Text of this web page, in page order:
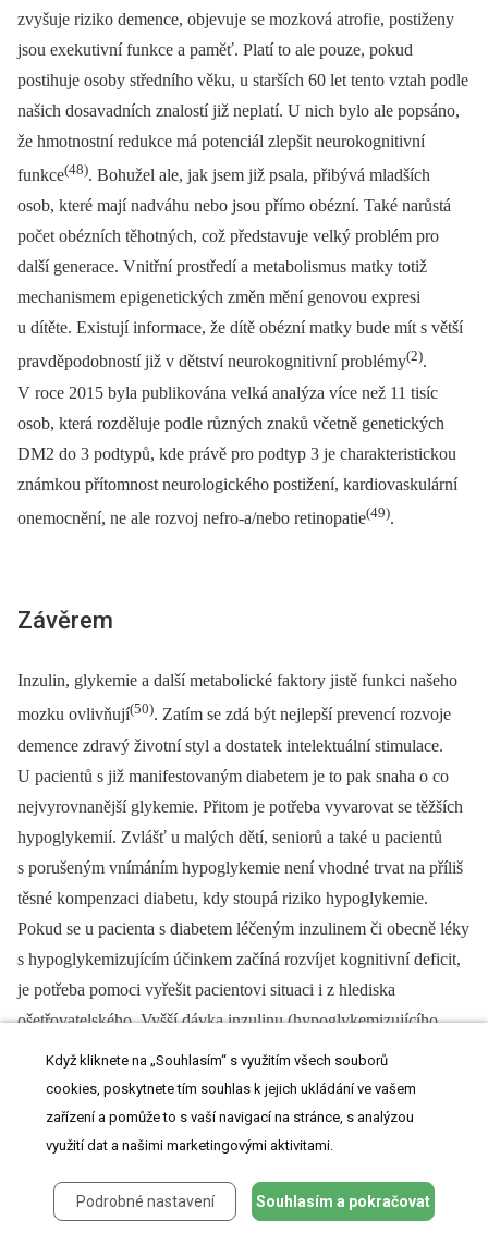
zvyšuje riziko demence, objevuje se mozková atrofie, postiženy
jsou exekutivní funkce a paměť. Platí to ale pouze, pokud
postihuje osoby středního věku, u starších 60 let tento vztah podle
našich dosavadních znalostí již neplatí. U nich bylo ale popsáno,
že hmotnostní redukce má potenciál zlepšit neurokognitivní
funkce(48). Bohužel ale, jak jsem již psala, přibývá mladších
osob, které mají nadváhu nebo jsou přímo obézní. Také narůstá
počet obézních těhotných, což představuje velký problém pro
další generace. Vnitřní prostředí a metabolismus matky totiž
mechanismem epigenetických změn mění genovou expresi
u dítěte. Existují informace, že dítě obézní matky bude mít s větší
pravděpodobností již v dětství neurokognitivní problémy(2).
V roce 2015 byla publikována velká analýza více než 11 tisíc
osob, která rozděluje podle různých znaků včetně genetických
DM2 do 3 podtypů, kde právě pro podtyp 3 je charakteristickou
známkou přítomnost neurologického postižení, kardiovaskulární
onemocnění, ne ale rozvoj nefro-a/nebo retinopatie(49).
Závěrem
Inzulin, glykemie a další metabolické faktory jistě funkci našeho
mozku ovlivňují(50). Zatím se zdá být nejlepší prevencí rozvoje
demence zdravý životní styl a dostatek intelektuální stimulace.
U pacientů s již manifestovaným diabetem je to pak snaha o co
nejvyrovnanější glykemie. Přitom je potřeba vyvarovat se těžších
hypoglykemií. Zvlášť u malých dětí, seniorů a také u pacientů
s porušeným vnímáním hypoglykemie není vhodné trvat na příliš
těsné kompenzaci diabetu, kdy stoupá riziko hypoglykemie.
Pokud se u pacienta s diabetem léčeným inzulinem či obecně léky
s hypoglykemizujícím účinkem začíná rozvíjet kognitivní deficit,
je potřeba pomoci vyřešit pacientovi situaci i z hlediska
ošetřovatelského. Vyšší dávka inzulinu (hypoglykemizujícího
antidiabetika), záměna inzulinu či vynechání jídla po aplikaci
inzulinu –⁠ to vše může vyústit ve fatální hypoglykemii. Takový
pacient s kognitivním deficitem vyžaduje komplexní dohled
a pomoc.
Pokud má pacient s diabetem nadváhu nebo je obézní, je potřeba
mu vysvětlit komplexní negativní dopady tohoto stavu, které
Když kliknete na „Souhlasím“ s využitím všech souborů
cookies, poskytnete tím souhlas k jejich ukládání ve vašem
zařízení a pomůže to s vaší navigací na stránce, s analýzou
využití dat a našimi marketingovými aktivitami.
Podrobné nastavení Souhlasím a pokračovat